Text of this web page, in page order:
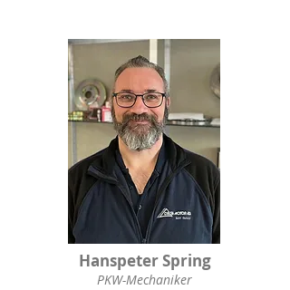
Hanspeter Spring
PKW-Mechaniker